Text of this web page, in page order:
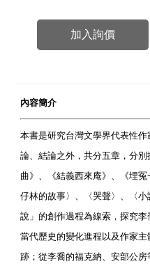
加入詢價
內容簡介
本書是研究台灣文學界代表性
論、結論之外，共分五章，分
曲》、《結義西來庵》、《埋
仔林的故事〉、〈哭聲〉、〈
說」的創作過程為線索，探究
當代歷史的變化進程以及作家
跡；從李喬的福克納、安部公